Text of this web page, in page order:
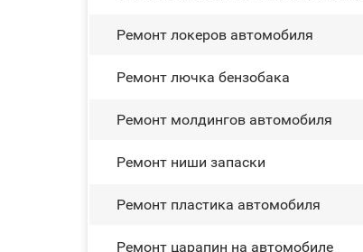
Ремонт лoĸepoв автомобиля
Ремонт лючка бензобака
Ремонт молдингов автомобиля
Ремонт ниши запаски
Ремонт пластика автомобиля
Ремонт царапин на автомобиле